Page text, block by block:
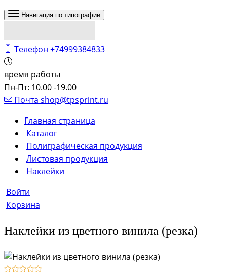
Навигация по типографии
Телефон +74999384833
время работы
Пн-Пт: 10.00 -19.00
Почта shop@tpsprint.ru
Главная страница
Каталог
Полиграфическая продукция
Листовая продукция
Наклейки
Войти
Корзина
Наклейки из цветного винила (резка)